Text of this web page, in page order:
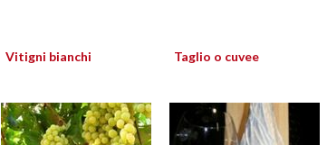
Vitigni bianchi Taglio o cuvee